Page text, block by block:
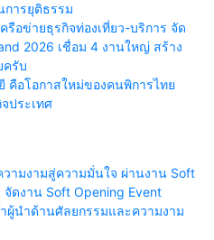
การยุติธรรม
รือข่ายธุรกิจท่องเที่ยว-บริการ จัด
2026 เชื่อม 4 งานใหญ่ สร้าง
ครับ
คือโอกาสใหม่ของคนพิการไทย
ประเทศ
วามงามสู่ความมั่นใจ ผ่านงาน Soft
จัดงาน Soft Opening Event
นำด้านศัลยกรรมและความงาม